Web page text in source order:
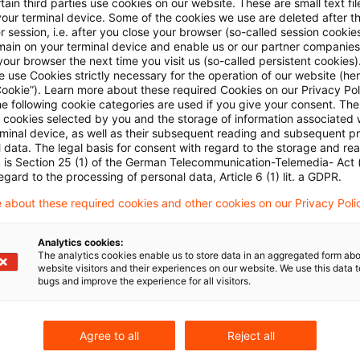
des Bundesfinanzhofs verstößt gegen das
Art. 19 Abs. 4 Satz 1 GG.
Bundesfinanzhofs an die Substantiierung der
überspannt die
Darlegungen zu in der Zukunft liegenden
und zu denen ihr eine belastbare Prognose
des Ausgangs einer Entscheidung des
über das Schicksal einer als
eines die Entscheidung umsetzenden
des Gesetzgebers.
kann ein verfassungswidriges Gesetz
mit dem Grundgesetz erklären und stellt in diese
ein. Diese vorherzusehen fordert das
terminal device. Some of the cookies we use are deleted after
session, i.e. after you close your browser (so-called session
on your terminal device and enable us or our partner
browser the next time you visit us (so-called persistent
use Cookies strictly necessary for the operation of our website
Learn more about these required Cookies on our Privacy
following cookie categories are used if you give your consent.
cookies selected by you and the storage of information associated
device, as well as their subsequent reading and subsequent
data. The legal basis for consent with regard to the storage and
is Section 25 (1) of the German Telecommunication-Telemedia- Act
to the processing of personal data, Article 6 (1) lit. a GDPR.
about these required cookies and other cookies on our Privacy
Analytics cookies:
The analytics cookies enable us to store data in an aggregated form
website visitors and their experiences on our website. We use this data
bugs and improve the experience for all visitors.
Agree to all Reject all